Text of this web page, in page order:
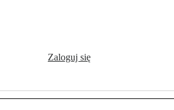
Zaloguj się